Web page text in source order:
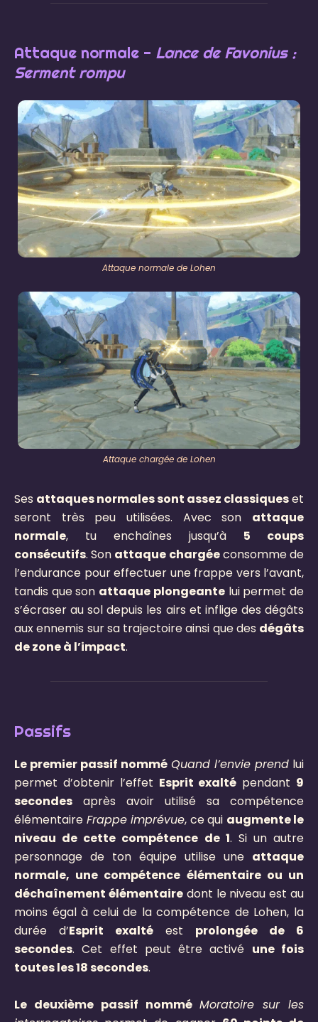
Attaque normale - Lance de Favonius :
Serment rompu
Attaque normale de Lohen
Attaque chargée de Lohen
Ses attaques normales sont assez classiqueset
seront très peu utilisées. Avec son attaque
normale, tu enchaînes jusqu’à 5 coups
consécutifs. Son attaque chargéeconsomme de
l’endurance pour effectuer une frappe vers l’avant,
tandis que son attaque plongeantelui permet de
s’écraser au sol depuis les airs et inflige des dégâts
aux ennemis sur sa trajectoire ainsi que des dégâts
de zone à l’impact.
Passifs
Le premier passif nommé Quand l’envie prendlui
permet d’obtenir l’effet Esprit exalté pendant 9
secondes après avoir utilisé sa compétence
élémentaire Frappe imprévue, ce qui augmente le
niveau de cette compétence de 1. Si un autre
personnage de ton équipe utilise une attaque
normale, une compétence élémentaire ou un
déchaînement élémentairedont le niveau est au
moins égal à celui de la compétence de Lohen, la
durée d’Esprit exalté est prolongée de 6
secondes. Cet effet peut être activé une fois
toutes les 18 secondes.
Le deuxième passif nommé Moratoire sur les